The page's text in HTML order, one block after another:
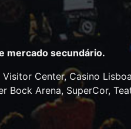
mercado secundário.
Visitor Center, Casino
Bock Arena, SuperCor,